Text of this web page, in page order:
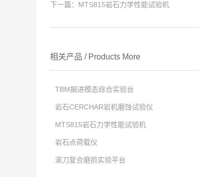
下一篇： MTS815岩石力学性能试验机
相关产品 / Products More
TBM掘进模态综合实验台
点击次数:
2025 -12 -23
岩石CERCHAR岩机磨蚀试验仪
点击次数:
2025 -12 -23
MTS815岩石力学性能试验机
点击次数:
2019 -07 -24
岩石点荷载仪
点击次数:
滚刀复合磨损实验平台